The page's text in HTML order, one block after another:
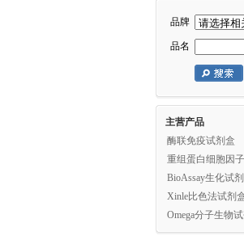
品牌
品名
主营产品
酶联免疫试剂盒
重组蛋白细胞因子
BioAssay生化试
Xinle比色法试剂
Omega分子生物